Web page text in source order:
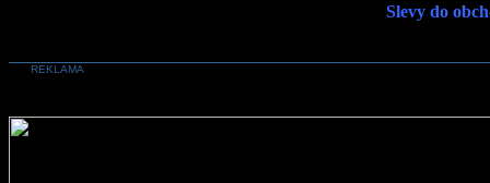
Slevy do
REKLAMA